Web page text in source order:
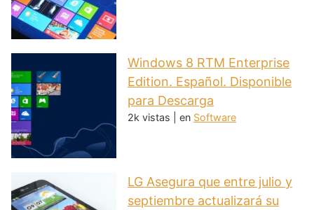
Windows 8 RTM Enterprise
Edition. Español. Disponible
para Descarga
2k vistas en Software
LG Asegura que entre julio y
septiembre actualizará su